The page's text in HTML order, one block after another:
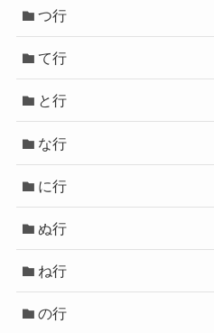
つ行
て行
と行
な行
に行
ぬ行
ね行
の行